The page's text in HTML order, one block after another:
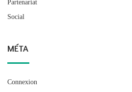
Partenariat
Social
MÉTA
Connexion